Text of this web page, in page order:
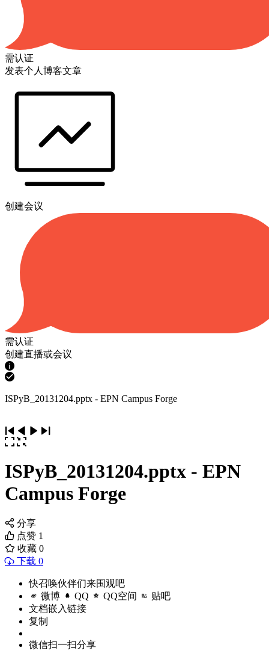
需认证
发表个人博客文章
创建会议
需认证
创建直播或会议
ISPyB_20131204.pptx - EPN Campus Forge
ISPyB_20131204.pptx - EPN
Campus Forge
分享
点赞 1
收藏 0
下载 0
快召唤伙伴们来围观吧
微博 QQ QQ空间 贴吧
文档嵌入链接
复制
微信扫一扫分享